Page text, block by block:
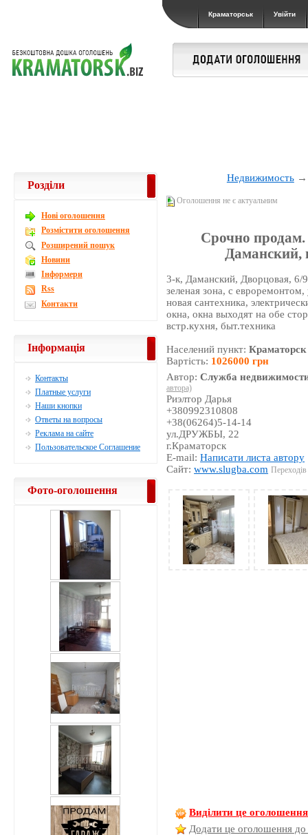
Краматорськ Увійти
Недвижимость
Оголошення не є актуальним
Срочно
Даманский,
3-к, Даманский, Дворцовая, 6/
зеленая зона, с
новая сантехника,
окна, окна выходят на обе
встр.кухня, быт.техника
Населений пункт:Краматорск
Вартість: 1026000 грн
Автор:Служба
автора)
Риэлтор Дарья
+380992310808
+38(06264)5-14-14
ул.ДРУЖБЫ, 22
г.Краматорск
E-mail:Написати листа автору
Сайт:www.slugba.com
Виділити це оголошення
Додати це оголошення до
Розділи
Новi оголошення
Розмістити оголошення
Розширений пошук
Новини
Інформери
Rss
Контакти
Інформація
Контакты
Платные услуги
Наши кнопки
Ответы на вопросы
Реклама на сайте
Пользовательское Соглашение
Фото-оголошення